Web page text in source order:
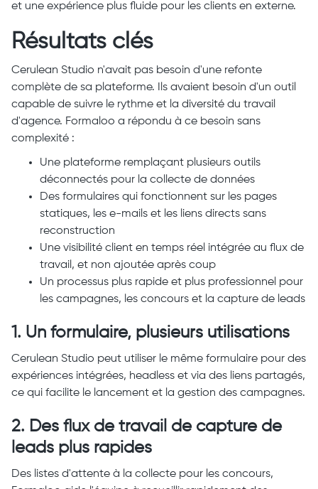
et une expérience plus fluide pour les clients en externe.
Résultats clés
Cerulean Studio n'avait pas besoin d'une refonte
complète de sa plateforme. Ils avaient besoin d'un outil
capable de suivre le rythme et la diversité du travail
d'agence. Formaloo a répondu à ce besoin sans
complexité :
Une plateforme remplaçant plusieurs outils
déconnectés pour la collecte de données
Des formulaires qui fonctionnent sur les pages
statiques, les e-mails et les liens directs sans
reconstruction
Une visibilité client en temps réel intégrée au flux de
travail, et non ajoutée après coup
Un processus plus rapide et plus professionnel pour
les campagnes, les concours et la capture de leads
1. Un formulaire, plusieurs utilisations
Cerulean Studio peut utiliser le même formulaire pour des
expériences intégrées, headless et via des liens partagés,
ce qui facilite le lancement et la gestion des campagnes.
2. Des flux de travail de capture de
leads plus rapides
Des listes d'attente à la collecte pour les concours,